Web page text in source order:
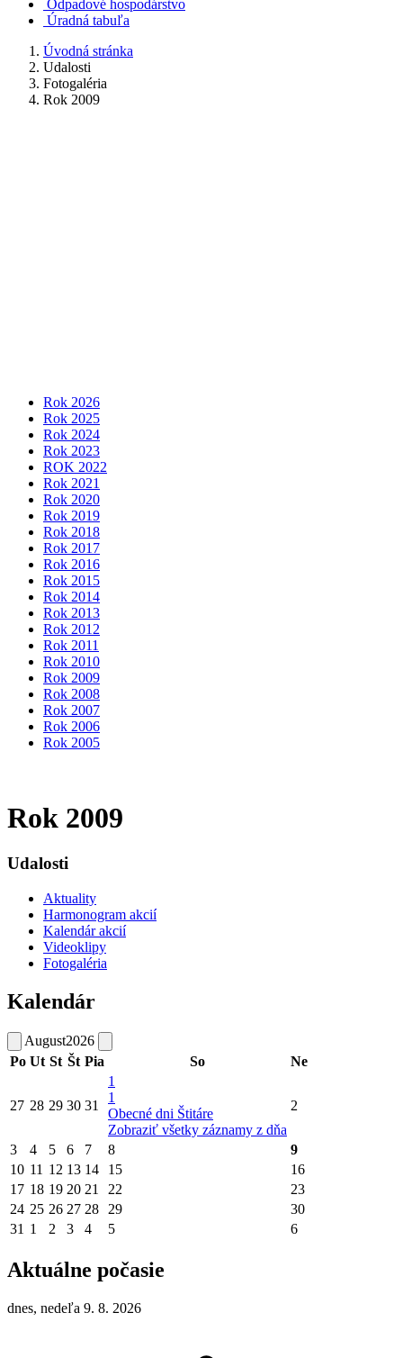
Odpadové hospodárstvo
Úradná tabuľa
Úvodná stránka
Udalosti
Fotogaléria
Rok 2009
Rok 2026
Rok 2025
Rok 2024
Rok 2023
ROK 2022
Rok 2021
Rok 2020
Rok 2019
Rok 2018
Rok 2017
Rok 2016
Rok 2015
Rok 2014
Rok 2013
Rok 2012
Rok 2011
Rok 2010
Rok 2009
Rok 2008
Rok 2007
Rok 2006
Rok 2005
Rok 2009
Udalosti
Aktuality
Harmonogram akcií
Kalendár akcií
Videoklipy
Fotogaléria
Kalendár
August2026
Po Ut St Št Pia So Ne
27 28 29 30 31
1
1
Obecné dni Štitáre
Zobraziť všetky záznamy z dňa
2
3 4 5 6 7 8
9
10 11 12 13 14 15
16
17 18 19 20 21 22
23
24 25 26 27 28 29
30
31 1 2 3 4 5 6
Aktuálne počasie
dnes, nedeľa 9. 8. 2026